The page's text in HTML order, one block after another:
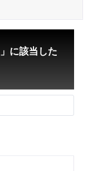
」に該当した